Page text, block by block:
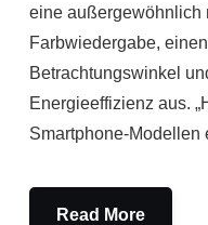
eine außergewöhnlich
Farbwiedergabe,
Betrachtungswinkel
Energieeffizienz aus.
Smartphone-Modellen
Read More